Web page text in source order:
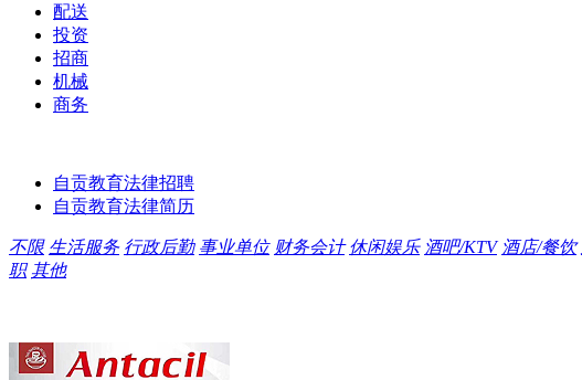
配送
投资
招商
机械
商务
自贡教育法律招聘
自贡教育法律简历
不限 生活服务 行政后勤 事业单位 财务会计 休闲娱乐 酒吧/KTV 酒店/餐饮
职 其他